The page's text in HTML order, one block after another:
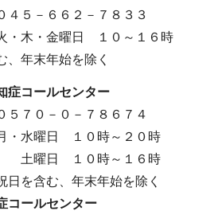
５－６６２－７８３３
木・金曜日 １０～１６時
年末年始を除く
症コールセンター
７０－０－７８６７４
水曜日 １０時～２０時
０時～１６時
、年末年始を除く
コールセンター